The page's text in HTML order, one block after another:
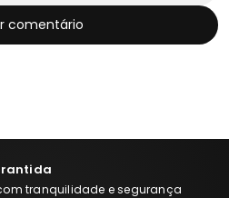
comentário
tranquilidade e segurança